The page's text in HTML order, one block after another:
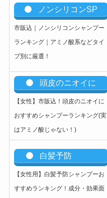
ノンシリコンSP
市販込｜ノンシリコンシャンプー
ランキング｜アミノ酸系などタイ
プ別に厳選！
頭皮のニオイに
【女性】市販込 ！頭皮のニオイに
おすすめシャンプーランキング(実
はアミノ酸じゃない！)
白髪予防
【女性用】白髪予防シャンプーお
すすめランキング！成分・効果面